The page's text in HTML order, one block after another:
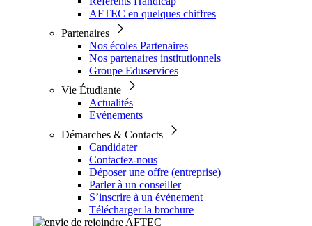
AFTEC en quelques chiffres
Partenaires
Nos écoles Partenaires
Nos partenaires institutionnels
Groupe Eduservices
Vie Étudiante
Actualités
Evénements
Démarches & Contacts
Candidater
Contactez-nous
Déposer une offre (entreprise)
Parler à un conseiller
S’inscrire à un événement
Télécharger la brochure